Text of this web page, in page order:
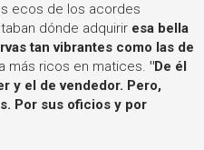
ecos de los acordes
dónde adquirir esa bella
tan vibrantes como las de
más ricos en matices. "De él
y el de vendedor. Pero,
Por sus oficios y por